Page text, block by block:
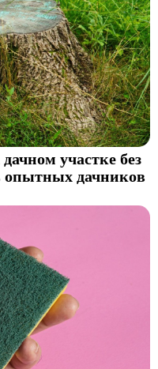
участке без
опытных дачников